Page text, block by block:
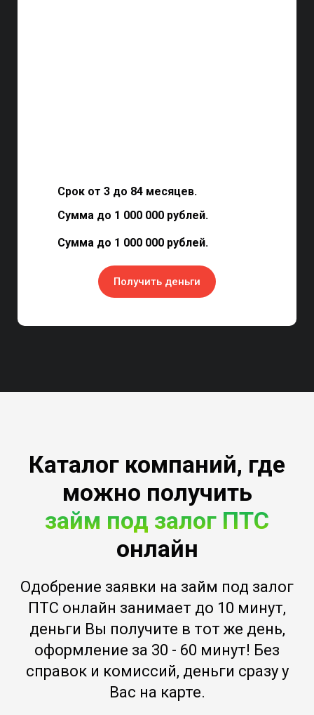
Срок от 3 до 84 месяцев.
Сумма до 1 000 000 рублей.
Сумма до 1 000 000 рублей.
Получить деньги
Каталог компаний, где
можно получить
займ под залог ПТС
онлайн
Одобрение заявки на займ под залог
ПТС онлайн занимает до 10 минут,
деньги Вы получите в тот же день,
оформление за 30 - 60 минут! Без
справок и комиссий, деньги сразу у
Вас на карте.